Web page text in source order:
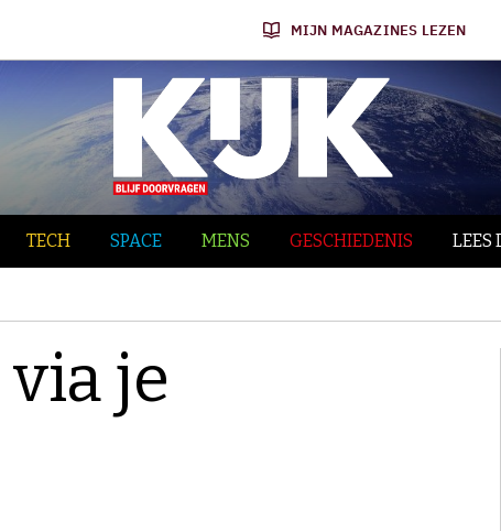
MIJN MAGAZINES LEZEN
TECH SPACE MENS GESCHIEDENIS LEES
je